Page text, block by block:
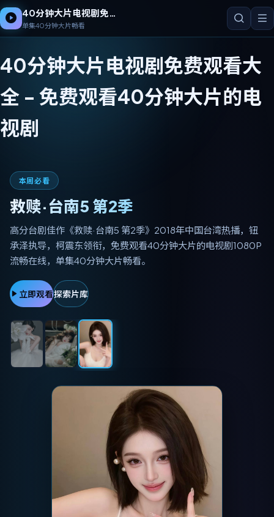
40分钟大片电视剧免费观看大全
单集40分钟大片畅看
40分钟大片电视剧免费观看大
全 - 免费观看40分钟大片的电
视剧
本周必看
救赎·台南5 第2季
高分台剧佳作《救赎·台南5 第2季》2018年中国台湾热播，钮
承泽执导，柯震东领衔，免费观看40分钟大片的电视剧1080P
流畅在线，单集40分钟大片畅看。
立即观看探索片库